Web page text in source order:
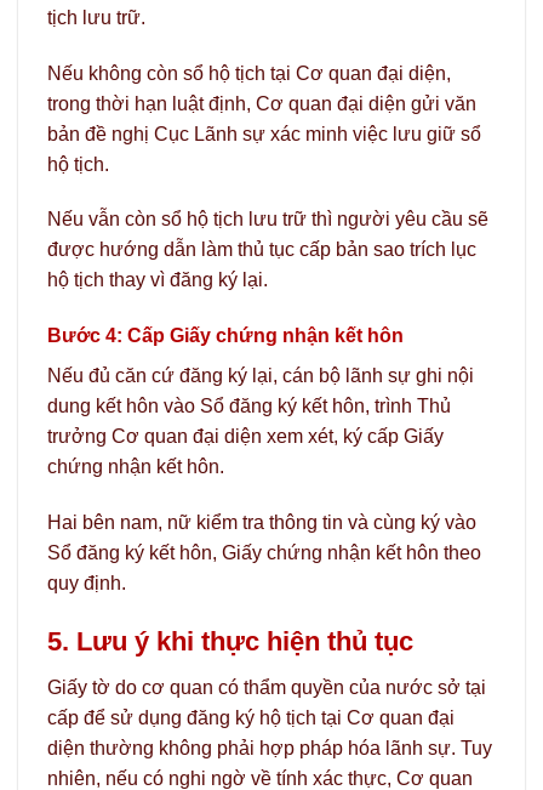
tịch lưu trữ.
Nếu không còn sổ hộ tịch tại Cơ quan đại diện,
trong thời hạn luật định, Cơ quan đại diện gửi văn
bản đề nghị Cục Lãnh sự xác minh việc lưu giữ sổ
hộ tịch.
Nếu vẫn còn sổ hộ tịch lưu trữ thì người yêu cầu sẽ
được hướng dẫn làm thủ tục cấp bản sao trích lục
hộ tịch thay vì đăng ký lại.
Bước 4: Cấp Giấy chứng nhận kết hôn
Nếu đủ căn cứ đăng ký lại, cán bộ lãnh sự ghi nội
dung kết hôn vào Sổ đăng ký kết hôn, trình Thủ
trưởng Cơ quan đại diện xem xét, ký cấp Giấy
chứng nhận kết hôn.
Hai bên nam, nữ kiểm tra thông tin và cùng ký vào
Sổ đăng ký kết hôn, Giấy chứng nhận kết hôn theo
quy định.
5. Lưu ý khi thực hiện thủ tục
Giấy tờ do cơ quan có thẩm quyền của nước sở tại
cấp để sử dụng đăng ký hộ tịch tại Cơ quan đại
diện thường không phải hợp pháp hóa lãnh sự. Tuy
nhiên, nếu có nghi ngờ về tính xác thực, Cơ quan